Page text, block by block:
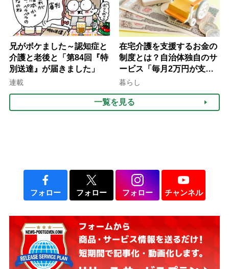
兄がボケました～認知症と
介護と老後と「第84回『特
別送達』が届きました」
連載
在宅介護を支援するお金の
制度とは？自治体独自のサ
ービス「毎月2万円が支給
される」ケースも【FP解
暮らし
一覧を見る
フォロー フォロー フォロー チャンネル